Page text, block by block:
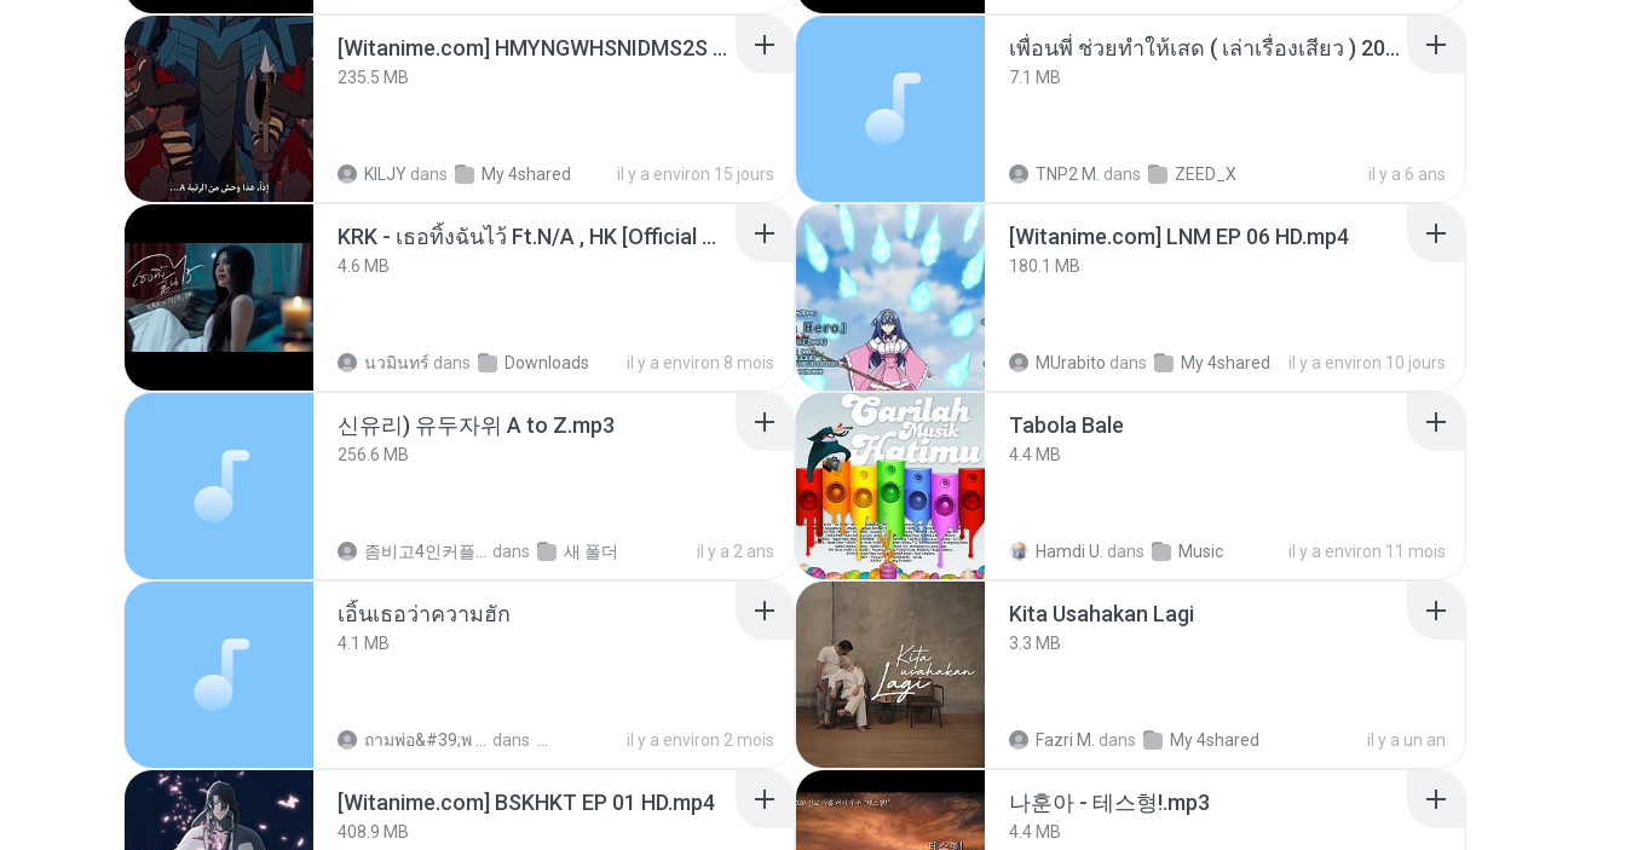
[Witanime.com] HMYNGWHSNIDMS2S EP 04 HD.mp4
235.5 MB
KILJY dans My 4shared il y a environ 15 jours
เพื่อนพี่ ช่วยทำให้เสด ( เล่าเรื่องเสียว ) 201.mp3
7.1 MB
TNP2 M. dans ZEED_X il y a 6 ans
KRK - เธอทิ้งฉันไว้ Ft.N/A , HK [Official MV]
4.6 MB
นวมินทร์ dans Downloads il y a environ 8 mois
[Witanime.com] LNM EP 06 HD.mp4
180.1 MB
MUrabito dans My 4shared il y a environ 10 jours
신유리) 유두자위 A to Z.mp3
256.6 MB
dans 새 폴더 il y a 2 ans
Tabola Bale
4.4 MB
Hamdi U. dans Music il y a environ 11 mois
เอิ้นเธอว่าความฮัก
4.1 MB
dans il y a environ 2 mois
Kita Usahakan Lagi
3.3 MB
Fazri M. dans My 4shared il y a un an
[Witanime.com] BSKHKT EP 01 HD.mp4
408.9 MB
나훈아 - 테스형!.mp3
4.4 MB